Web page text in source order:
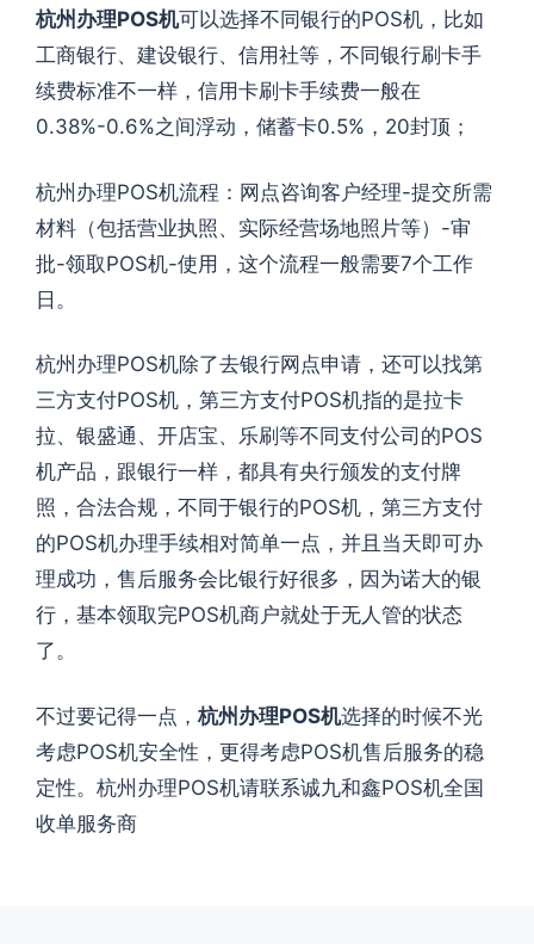
杭州办理POS机可以选择不同银行的POS机，比如
工商银行、建设银行、信用社等，不同银行刷卡手
续费标准不一样，信用卡刷卡手续费一般在
0.38%-0.6%之间浮动，储蓄卡0.5%，20封顶；
杭州办理POS机流程：网点咨询客户经理-提交所需
材料（包括营业执照、实际经营场地照片等）-审
批-领取POS机-使用，这个流程一般需要7个工作
日。
杭州办理POS机除了去银行网点申请，还可以找第
三方支付POS机，第三方支付POS机指的是拉卡
拉、银盛通、开店宝、乐刷等不同支付公司的POS
机产品，跟银行一样，都具有央行颁发的支付牌
照，合法合规，不同于银行的POS机，第三方支付
的POS机办理手续相对简单一点，并且当天即可办
理成功，售后服务会比银行好很多，因为诺大的银
行，基本领取完POS机商户就处于无人管的状态
了。
不过要记得一点， 杭州办理POS机选择的时候不光
考虑POS机安全性，更得考虑POS机售后服务的稳
定性。杭州办理POS机请联系诚九和鑫POS机全国
收单服务商